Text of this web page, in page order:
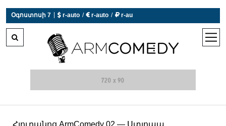
Օգոստոսի 7  r-auto /  r-auto /  r-au
open
Հյուրանոց ArmComedy 02 — Ստյոպա